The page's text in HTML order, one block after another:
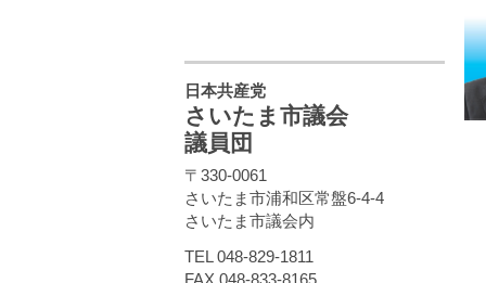
日本共産党
さいたま市議会
議員団
〒330-0061
さいたま市浦和区常盤6-4-4
さいたま市議会内
TEL 048-829-1811
FAX 048-833-8165